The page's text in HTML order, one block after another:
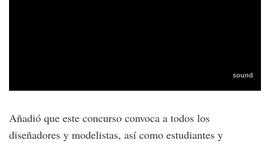
Añadió que este concurso convoca a todos los
diseñadores y modelistas, así como estudiantes y